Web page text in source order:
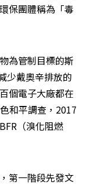
保團體稱為「毒
為管制目標的斯
少戴奧辛排放的
個電子大廠都在
和平調查，2017
（溴化阻燃
第一階段先發文